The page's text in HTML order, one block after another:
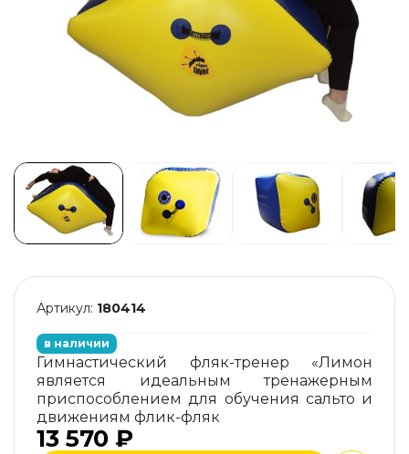
Артикул: 180414
в наличии
Гимнастический фляк-тренер «Лимон
является идеальным тренажерным
приспособлением для обучения сальто и
движениям флик-фляк
13 570 ₽